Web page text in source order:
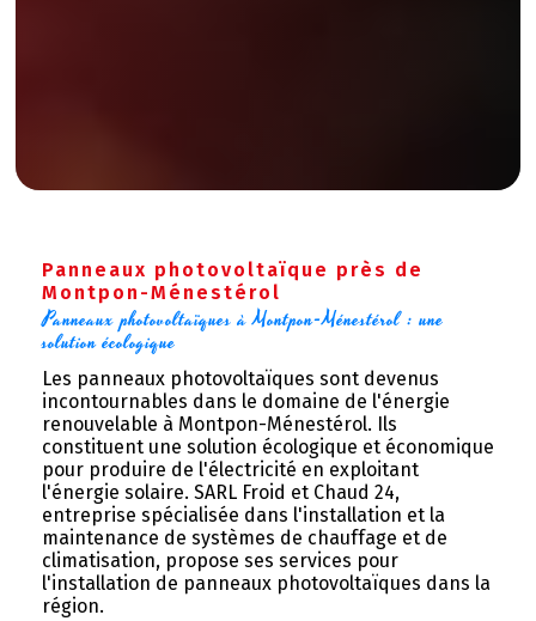
Panneaux photovoltaïque près de
Montpon-Ménestérol
Panneaux photovoltaïques à Montpon-Ménestérol : une
solution écologique
Les panneaux photovoltaïques sont devenus
incontournables dans le domaine de l'énergie
renouvelable à Montpon-Ménestérol. Ils
constituent une solution écologique et économique
pour produire de l'électricité en exploitant
l'énergie solaire. SARL Froid et Chaud 24,
entreprise spécialisée dans l'installation et la
maintenance de systèmes de chauffage et de
climatisation, propose ses services pour
l'installation de panneaux photovoltaïques dans la
région.